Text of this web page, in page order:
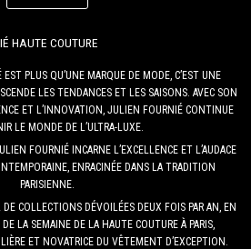
HAUTE COUTURE
PLUS QU’UNE MARQUE DE MODE, C’EST UNE
LES TENDANCES ET LES SAISONS. AVEC SON
ET L’INNOVATION, JULIEN FOURNIÉ CONTINUE
LE MONDE DE L’ULTRA-LUXE.
FOURNIÉ INCARNE L’EXCELLENCE ET L’AUDACE
ENRACINÉE DANS LA TRADITION
PARISIENNE.
COLLECTIONS DÉVOILÉES DEUX FOIS PAR AN, EN
LA SEMAINE DE LA HAUTE COUTURE À PARIS,
ET NOVATRICE DU VÊTEMENT D’EXCEPTION.